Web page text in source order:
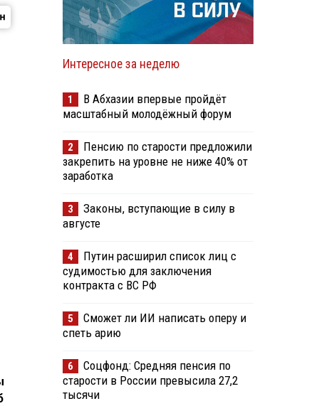
Интересное за неделю
1
В Абхазии впервые пройдёт
масштабный молодёжный форум
2
Пенсию по старости предложили
закрепить на уровне не ниже 40% от
заработка
3
Законы, вступающие в силу в
августе
4
Путин расширил список лиц с
судимостью для заключения
контракта с ВС РФ
5
Сможет ли ИИ написать оперу и
спеть арию
6
Соцфонд: Средняя пенсия по
старости в России превысила 27,2
тысячи